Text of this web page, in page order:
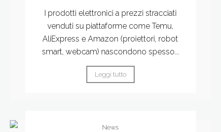
I prodotti elettronici a prezzi stracciati
venduti su piattaforme come Temu,
AliExpress e Amazon (proiettori, robot
smart, webcam) nascondono spesso...
Leggi tutto
News